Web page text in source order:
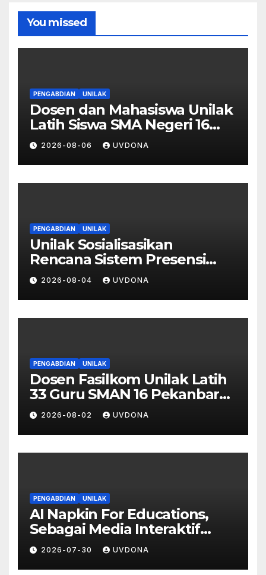
You missed
PENGABDIAN UNILAK
Dosen dan Mahasiswa Unilak
Latih Siswa SMA Negeri 16
Pekanbaru Kelola Bisnis
Digital Lewat Affiliate
Marketing dan Aplikasi MOVA
2026-08-06 UVDONA
PENGABDIAN UNILAK
Unilak Sosialisasikan
Rencana Sistem Presensi
Digital Berbasis Pengenalan
Wajah di SMA Negeri 1
Kateman
2026-08-04 UVDONA
PENGABDIAN UNILAK
Dosen Fasilkom Unilak Latih
33 Guru SMAN 16 Pekanbaru
Gelar Ujian Digital Berbasis
Kecerdasan Buatan
2026-08-02 UVDONA
PENGABDIAN UNILAK
AI Napkin For Educations,
Sebagai Media Interaktif
Peningkatkan Partisipasi dan
Stimulus Pembelajaran Siswa
2026-07-30 UVDONA